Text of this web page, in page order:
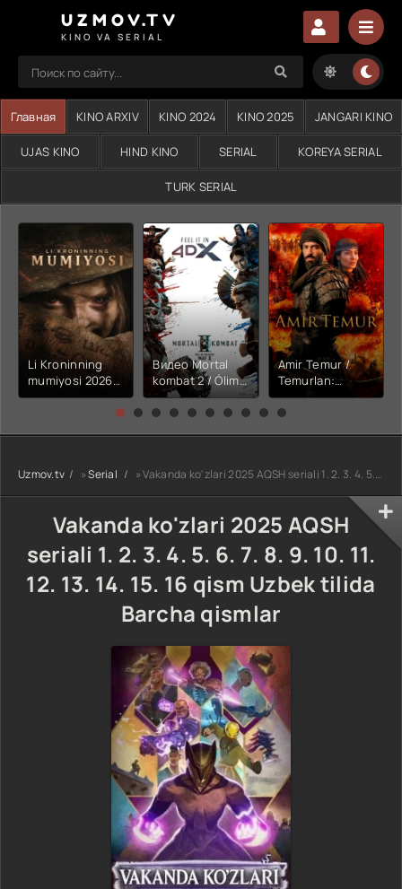
UZMOV.TV
KINO VA SERIAL
Главная KINO ARXIV KINO 2024 KINO 2025 JANGARI KINO
UJAS KINO HIND KINO SERIAL KOREYA SERIAL
TURK SERIAL
Li Kroninning
mumiyosi 2026
(uzbek tilida
kino) tarjima HD
Видео Mortal
kombat 2 / Ólim
jangi 2 (2026)
Uzbek tilida
Amir Temur /
Temurlan:
Fathchining
yuksalishi
tarjima kino Full
HD tas-ix
Uzmov.tv »Serial » Vakanda ko'zlari 2025 AQSH seriali 1. 2. 3. 4. 5. 6. 7. 8. 9. 10. 11. 12. 13. 14. 15. 16 qism Uzbek tilida Barcha qismlar
Vakanda ko'zlari 2025 AQSH
seriali 1. 2. 3. 4. 5. 6. 7. 8. 9. 10. 11.
12. 13. 14. 15. 16 qism Uzbek tilida
Barcha qismlar